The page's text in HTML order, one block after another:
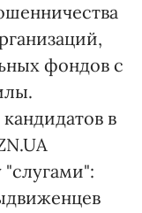
фондов с
в